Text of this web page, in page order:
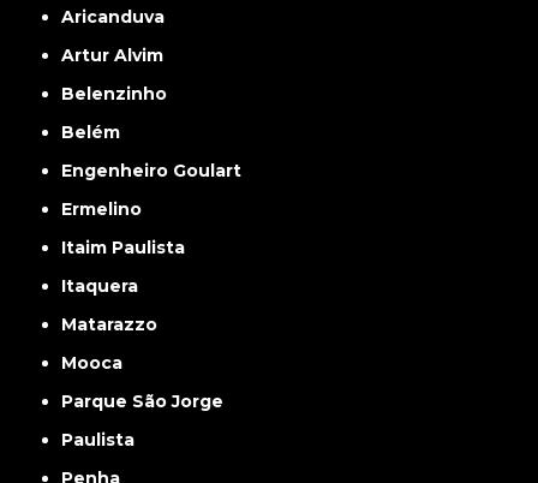
Aricanduva
Artur Alvim
Belenzinho
Belém
Engenheiro Goulart
Ermelino
Itaim Paulista
Itaquera
Matarazzo
Mooca
Parque São Jorge
Paulista
Penha